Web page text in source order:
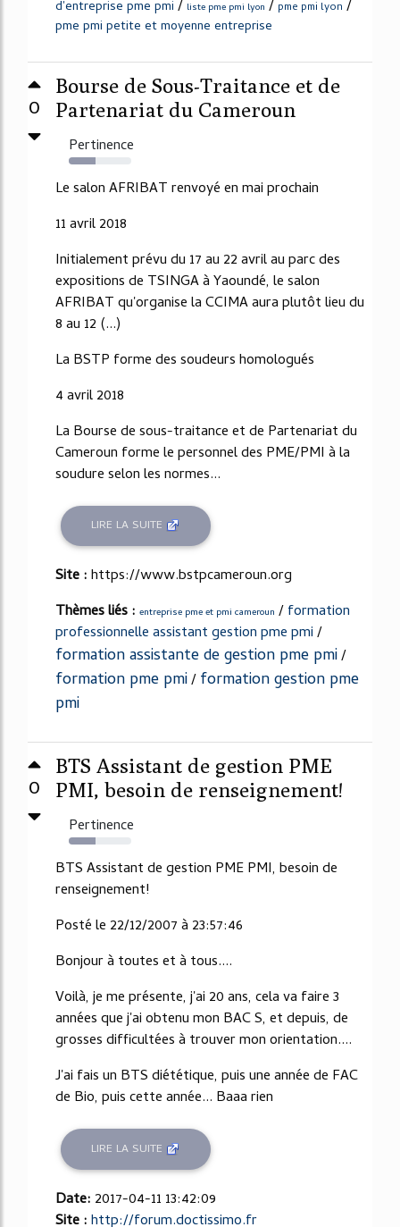
d'entreprise pme pmi / liste pme pmi lyon / pme pmi lyon /
pme pmi petite et moyenne entreprise
0
Bourse de Sous-Traitance et de
Partenariat du Cameroun
Pertinence
43%
Le salon AFRIBAT renvoyé en mai prochain
11 avril 2018
Initialement prévu du 17 au 22 avril au parc des
expositions de TSINGA à Yaoundé, le salon
AFRIBAT qu'organise la CCIMA aura plutôt lieu du
8 au 12 (...)
La BSTP forme des soudeurs homologués
4 avril 2018
La Bourse de sous-traitance et de Partenariat du
Cameroun forme le personnel des PME/PMI à la
soudure selon les normes...
LIRE LA SUITE
Site :https://www.bstpcameroun.org
Thèmes liés : entreprise pme et pmi cameroun /formation
professionnelle assistant gestion pme pmi/
formation assistante de gestion pme pmi/
formation pme pmi/formation gestion pme
pmi
0
BTS Assistant de gestion PME
PMI, besoin de renseignement!
Pertinence
43%
BTS Assistant de gestion PME PMI, besoin de
renseignement!
Posté le 22/12/2007 à 23:57:46
Bonjour à toutes et à tous....
Voilà, je me présente, j'ai 20 ans, cela va faire 3
années que j'ai obtenu mon BAC S, et depuis, de
grosses difficultées à trouver mon orientation....
J'ai fais un BTS diététique, puis une année de FAC
de Bio, puis cette année... Baaa rien
LIRE LA SUITE
Date: 2017-04-11 13:42:09
Site :http://forum.doctissimo.fr